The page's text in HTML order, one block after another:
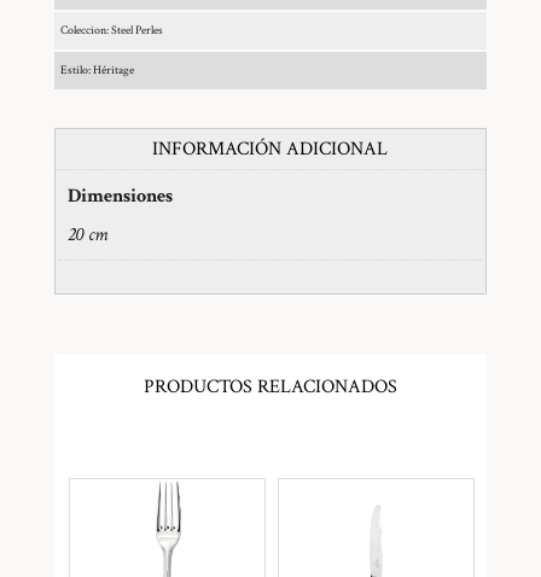
Coleccion: Steel Perles
Estilo: Héritage
INFORMACIÓN ADICIONAL
Dimensiones
20 cm
PRODUCTOS RELACIONADOS